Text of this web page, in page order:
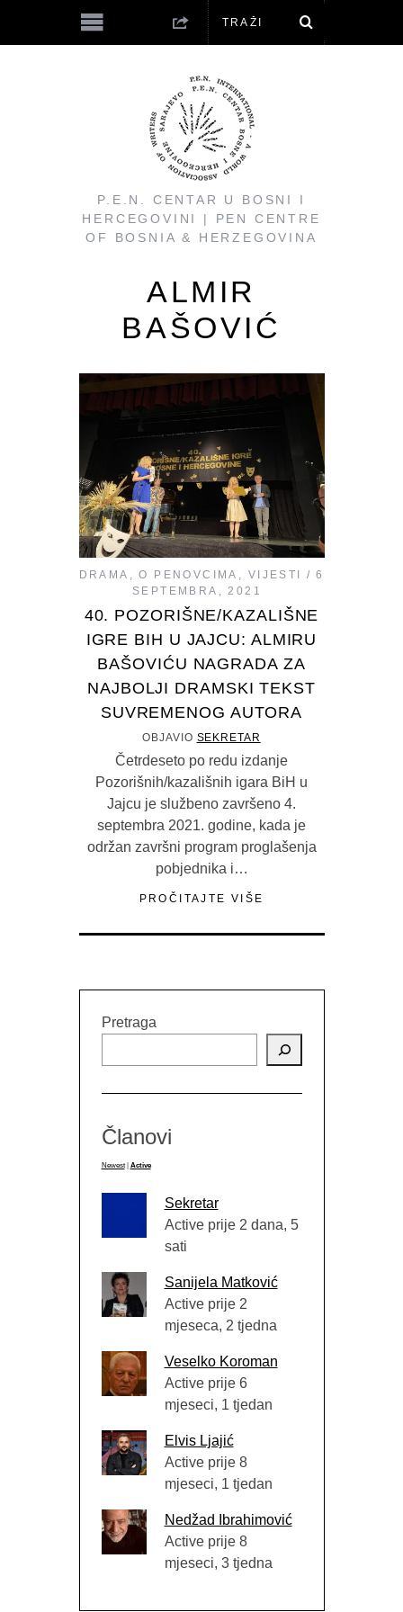
P.E.N. CENTAR U BOSNI I
HERCEGOVINI | PEN CENTRE
OF BOSNIA & HERZEGOVINA
ALMIR
BAŠOVIĆ
DRAMA ,O PENOVCIMA VIJESTI
6
SEPTEMBRA, 2021
40. POZORIŠNE/KAZALIŠNE
IGRE BIH U JAJCU: ALMIRU
BAŠOVIĆU NAGRADA ZA
NAJBOLJI DRAMSKI TEKST
SUVREMENOG AUTORA
OBJAVIO SEKRETAR
Četrdeseto po redu izdanje
Pozorišnih/kazališnih igara BiH u
Jajcu je službeno završeno 4.
septembra 2021. godine, kada je
održan završni program proglašenja
pobjednika i…
PROČITAJTE VIŠE
Pretraga
Članovi
Newest Active
Sekretar
Active prije 2 dana, 5
sati
Sanijela Matković
Active prije 2
mjeseca, 2 tjedna
Veselko Koroman
Active prije 6
mjeseci, 1 tjedan
Elvis Ljajić
Active prije 8
mjeseci, 1 tjedan
Nedžad Ibrahimović
Active prije 8
mjeseci, 3 tjedna